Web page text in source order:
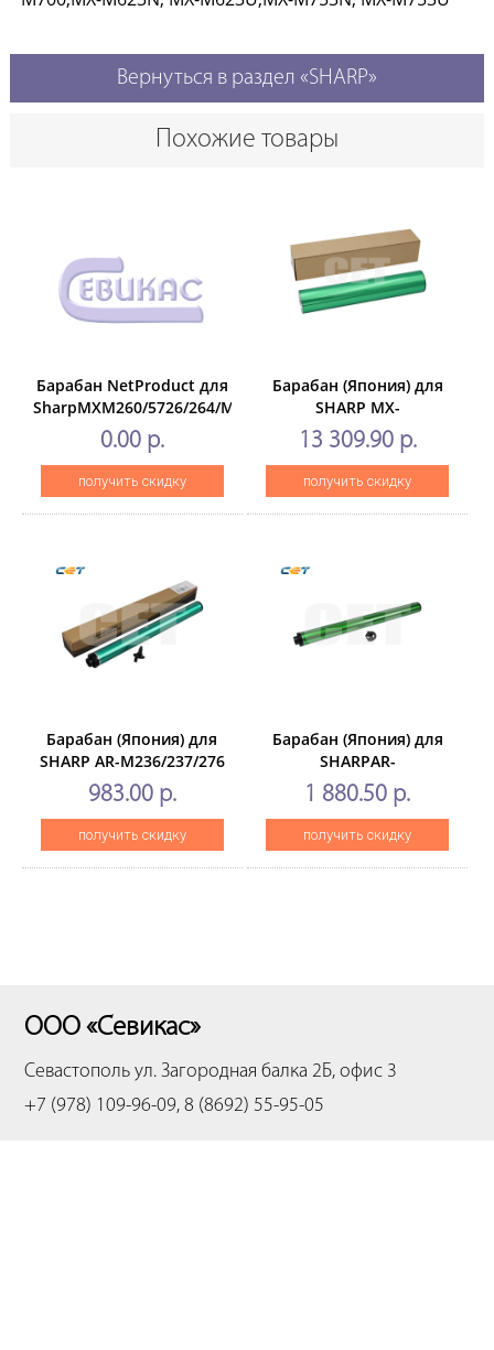
Вернуться в раздел «SHARP»
Похожие товары
Барабан NetProduct для
SharpMXM260/5726/264/MXM310/5731/314/354/AR60xx/
0.00 р.
получить скидку
Барабан (Япония) для
SHARP MX-
M754N/654N/6508
(CET),800000 стр.,
CET101037
13 309.90 р.
получить скидку
Барабан (Япония) для
SHARP AR-M236/237/276
(CET), 30000стр., CET1873
983.00 р.
получить скидку
Барабан (Япония) для
SHARPAR-
M208/M235/M270/M275/
M260/M310 (CET), 100000
стр., CET7690
1 880.50 р.
получить скидку
ООО «Севикас»
Севастополь ул. Загородная балка 2Б, офис 3
+7 (978) 109-96-09, 8 (8692) 55-95-05